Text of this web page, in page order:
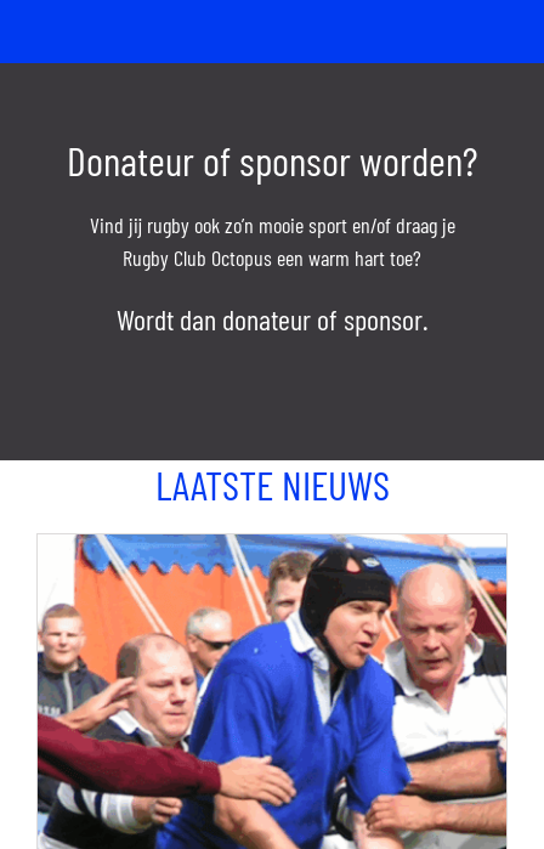
Donateur of sponsor worden?
Vind jij rugby ook zo’n mooie sport en/of draag je
Rugby Club Octopus een warm hart toe?
Wordt dan donateur of sponsor.
LAATSTE NIEUWS